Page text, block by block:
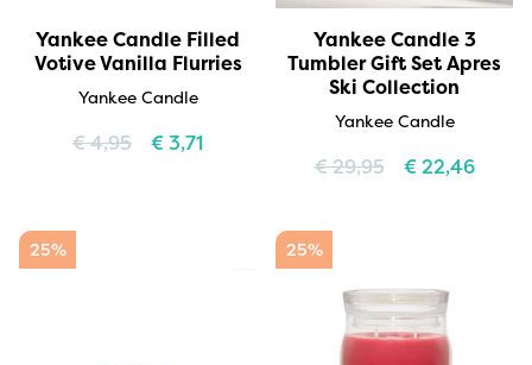
Yankee Candle Filled
Votive Vanilla Flurries
Yankee Candle
€4,95 €3,71
Yankee Candle 3
Tumbler Gift Set Apres
Ski Collection
Yankee Candle
€29,95 €22,46
25% 25%